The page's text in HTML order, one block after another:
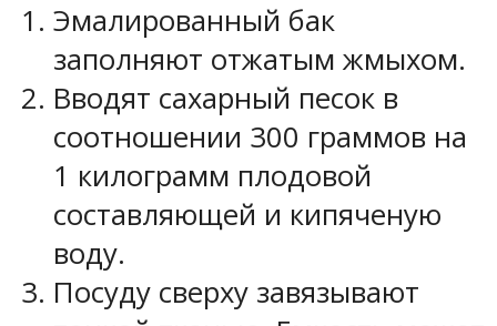
Эмалированный бак
заполняют отжатым жмыхом.
Вводят сахарный песок в
соотношении 300 граммов на
1 килограмм плодовой
составляющей и кипяченую
воду.
Посуду сверху завязывают